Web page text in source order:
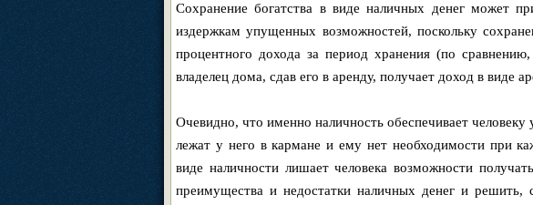
Сохранение богатства в виде наличных денег может
издержкам упущенных возможностей, поскольку
процентного дохода за период хранения (по
владелец дома, сдав его в аренду, получает доход в виде
Очевидно, что именно наличность обеспечивает
лежат у него в кармане и ему нет необходимости при
виде наличности лишает человека возможности
преимущества и недостатки наличных денег и